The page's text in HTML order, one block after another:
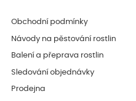
Obchodní podmínky
Návody na pěstování rostlin
Balení a přeprava rostlin
Sledování objednávky
Prodejna